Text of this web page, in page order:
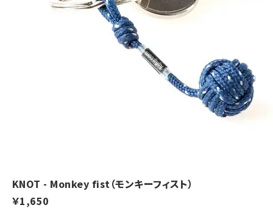
KNOT - Monkey fist（モンキーフィスト）
￥1,650